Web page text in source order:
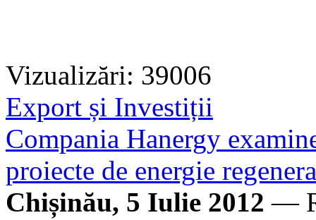
Vizualizări: 39006
Export și Investiții
Compania Hanergy
proiecte de energie
Chișinău, 5 Iulie 2012 —